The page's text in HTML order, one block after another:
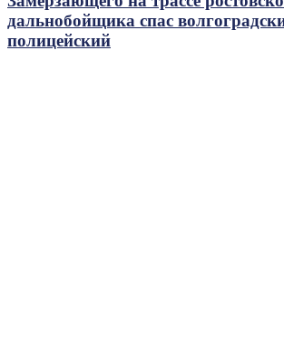
дальнобойщика спас
полицейский